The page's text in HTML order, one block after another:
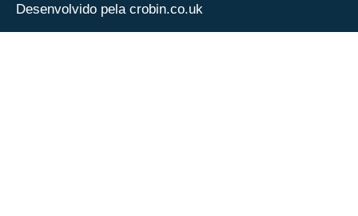
Desenvolvido pela crobin.co.uk